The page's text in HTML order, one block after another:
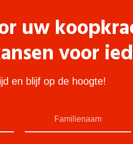
uw
voor
en blijf op de hoogte!